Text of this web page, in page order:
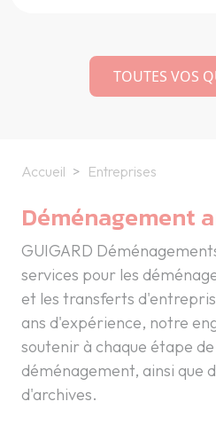
TOUTES VOS
Accueil Entreprises
Déménagement
GUIGARD
services pour les
et les transferts
ans d'expérience, notre
soutenir à chaque étape
déménagement, ainsi que
d'archives.